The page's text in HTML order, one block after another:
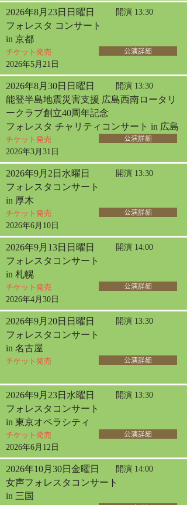
2026年8月23日日曜日 開演 13:30
フォレスタ コンサート
in 京都
チケット発売
2026年5月21日
公演詳細
2026年8月30日日曜日 開演 13:30
能登半島地震災害支援 広島西南ロータリ
ークラブ創立40周年記念
フォレスタ チャリティコンサート in 広島
チケット発売
2026年3月31日
公演詳細
2026年9月2日水曜日 開演 13:30
フォレスタコンサート
in 厚木
チケット発売
2026年6月10日
公演詳細
2026年9月13日日曜日 開演 14:00
フォレスタコンサート
in 札幌
チケット発売
2026年4月30日
公演詳細
2026年9月20日日曜日 開演 13:30
フォレスタコンサート
in 名古屋
チケット発売 公演詳細
2026年9月23日水曜日 開演 13:30
フォレスタコンサート
in 東京オペラシティ
チケット発売
2026年6月12日
公演詳細
2026年10月30日金曜日 開演 14:00
女声フォレスタコンサート
in 三国